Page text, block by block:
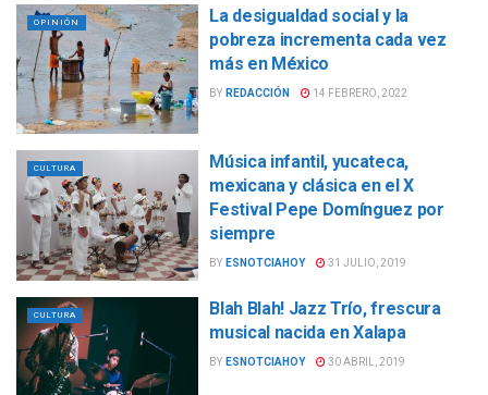
OPINIÓN
La desigualdad social y la
pobreza incrementa cada vez
más en México
BY REDACCIÓN 14 FEBRERO, 2022
CULTURA
Música infantil, yucateca,
mexicana y clásica en el X
Festival Pepe Domínguez por
siempre
BY ESNOTCIAHOY 31 JULIO, 2019
CULTURA
Blah Blah! Jazz Trío, frescura
musical nacida en Xalapa
BY ESNOTCIAHOY 30 ABRIL, 2019